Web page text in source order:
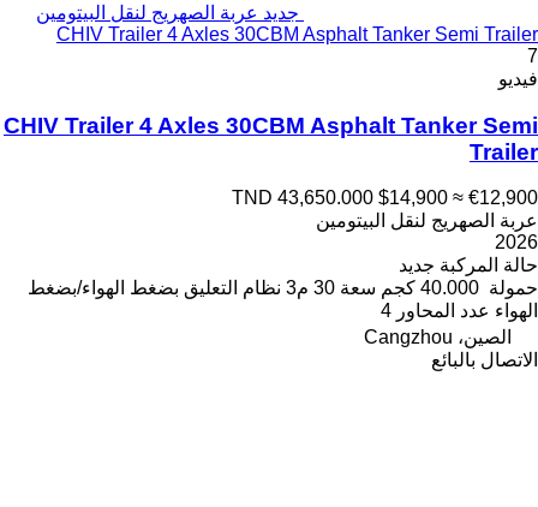
جديد عربة الصهريج لنقل البيتومين
CHIV Trailer 4 Axles 30CBM Asphalt Tanker Semi Trailer
7
فيديو
CHIV Trailer 4 Axles 30CBM Asphalt Tanker Semi
Trailer
TND 43,650.000 $14,900 ≈ €12,900
عربة الصهريج لنقل البيتومين
2026
حالة المركبة جديد
حمولة 40.000 كجم سعة 30 م3 نظام التعليق بضغط الهواء/بضغط
الهواء عدد المحاور 4
الصين، Cangzhou
الاتصال بالبائع